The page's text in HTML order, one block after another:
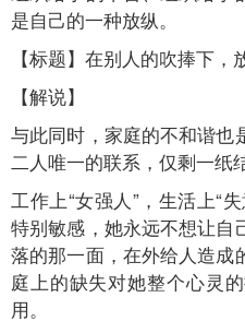
是自己的一种放纵。
【标题】在别人的吹捧下，
【解说】
与此同时，家庭的不和谐也
二人唯一的联系，仅剩一纸
工作上“女强人”，生活上“
特别敏感，她永远不想让自
落的那一面，在外给人造成
庭上的缺失对她整个心灵
用。